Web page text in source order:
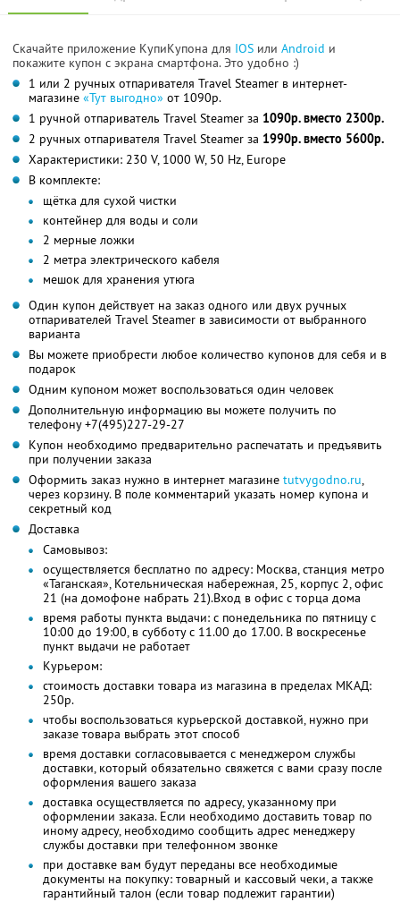
Скачайте приложение КупиКупона для IOS или Android и
покажите купон с экрана смартфона. Это удобно :)
1 или 2 ручных отпаривателя Travel Steamer в интернет-
магазине «Тут выгодно» от 1090р.
1 ручной отпариватель Travel Steamer за 1090р. вместо 2300р.
2 ручных отпаривателя Travel Steamer за 1990р. вместо 5600р.
Характеристики: 230 V, 1000 W, 50 Hz, Europe
В комплекте:
щётка для сухой чистки
контейнер для воды и соли
2 мерные ложки
2 метра электрического кабеля
мешок для хранения утюга
Один купон действует на заказ одного или двух ручных
отпаривателей Travel Steamer в зависимости от выбранного
варианта
Вы можете приобрести любое количество купонов для себя и в
подарок
Одним купоном может воспользоваться один человек
Дополнительную информацию вы можете получить по
телефону +7(495)227-29-27
Купон необходимо предварительно распечатать и предъявить
при получении заказа
Оформить заказ нужно в интернет магазине tutvygodno.ru,
через корзину. В поле комментарий указать номер купона и
секретный код
Доставка
Самовывоз:
осуществляется бесплатно по адресу: Москва, станция метро
«Таганская», Котельническая набережная, 25, корпус 2, офис
21 (на домофоне набрать 21).Вход в офис с торца дома
время работы пункта выдачи: с понедельника по пятницу с
10:00 до 19:00, в субботу с 11.00 до 17.00. В воскресенье
пункт выдачи не работает
Курьером:
стоимость доставки товара из магазина в пределах МКАД:
250р.
чтобы воспользоваться курьерской доставкой, нужно при
заказе товара выбрать этот способ
время доставки согласовывается с менеджером службы
доставки, который обязательно свяжется с вами сразу после
оформления вашего заказа
доставка осуществляется по адресу, указанному при
оформлении заказа. Если необходимо доставить товар по
иному адресу, необходимо сообщить адрес менеджеру
службы доставки при телефонном звонке
при доставке вам будут переданы все необходимые
документы на покупку: товарный и кассовый чеки, а также
гарантийный талон (если товар подлежит гарантии)